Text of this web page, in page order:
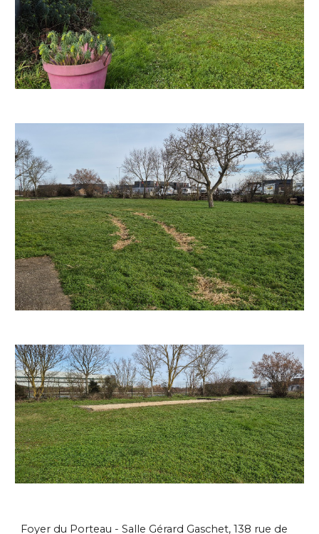
Foyer du Porteau - Salle Gérard Gaschet, 138 rue de